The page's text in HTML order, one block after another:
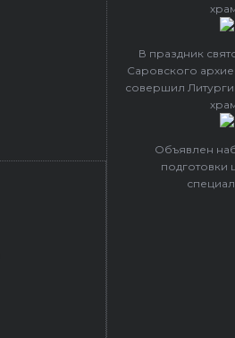
В праздник
Саровского
совершил
Объявлен
подготовки